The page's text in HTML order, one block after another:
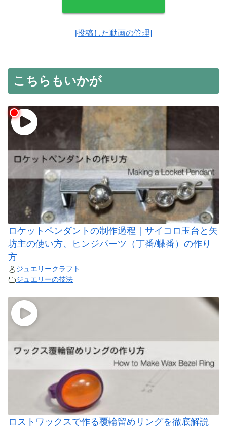
[投稿した動画の管理]
こちらもいかが
ロケットペンダントの制作過程｜サイコロ玉台と矢
坊主の使い方、ヒンジパーツ（丁番/蝶番）の作り
方
ジュエリークラフト
ジュエリーの技法
ロストワックスで作る覆輪留めリングを徹底解説